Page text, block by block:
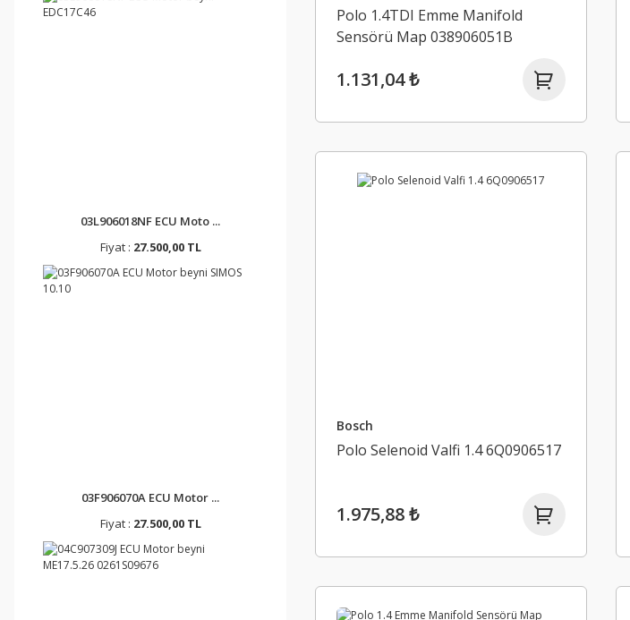
03L906018NF ECU Moto ...
Fiyat : 27.500,00 TL
03F906070A ECU Motor ...
Fiyat : 27.500,00 TL
Polo 1.4TDI Emme Manifold
Sensörü Map 038906051B
1.131,04 ₺
Bosch
Polo Selenoid Valfi 1.4 6Q0906517
1.975,88 ₺